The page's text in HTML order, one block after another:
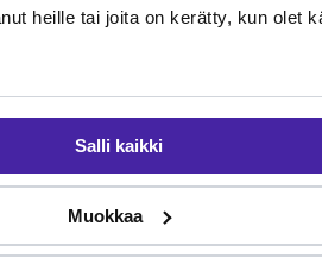
heille tai joita on kerätty, kun olet
Salli kaikki
Muokkaa